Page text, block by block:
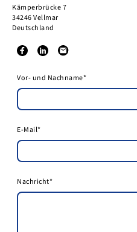
Kämperbrücke 7
34246 Vellmar
Deutschland
Vor- und Nachname*
E-Mail*
Nachricht*